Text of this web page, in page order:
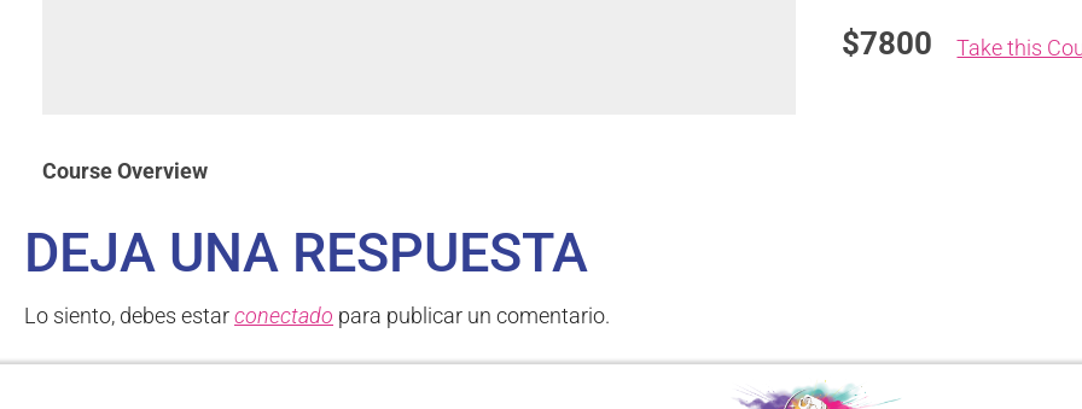
$7800 Take this
Course Overview
DEJA UNA RESPUESTA
Lo siento, debes estarconectado para publicar un comentario.